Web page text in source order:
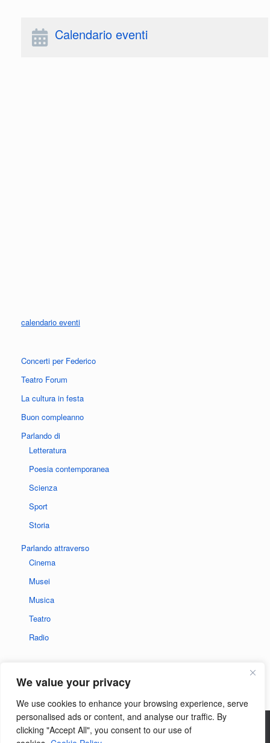
We value your privacy
We use cookies to enhance your browsing experience, serve
personalised ads or content, and analyse our traffic. By
clicking "Accept All", you consent to our use of
Calendario eventi
calendario eventi
Concerti per Federico
Teatro Forum
La cultura in festa
Buon compleanno
Parlando di
Letteratura
Poesia contemporanea
Scienza
Sport
Storia
Parlando attraverso
Cinema
Musei
Musica
Teatro
Radio
Privacy policy del sito|Informativa sui cookie